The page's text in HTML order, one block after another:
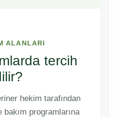
ALANLARI
tercih
hekim tarafından
programlarına